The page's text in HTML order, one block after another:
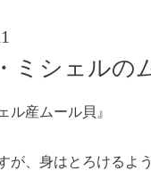
ミシェルの
ル産ムール貝』
が、身はとろけるよ